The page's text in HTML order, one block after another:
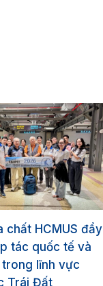
chất HCMUS đẩy
tác quốc tế và
lĩnh vực
Trái Đất